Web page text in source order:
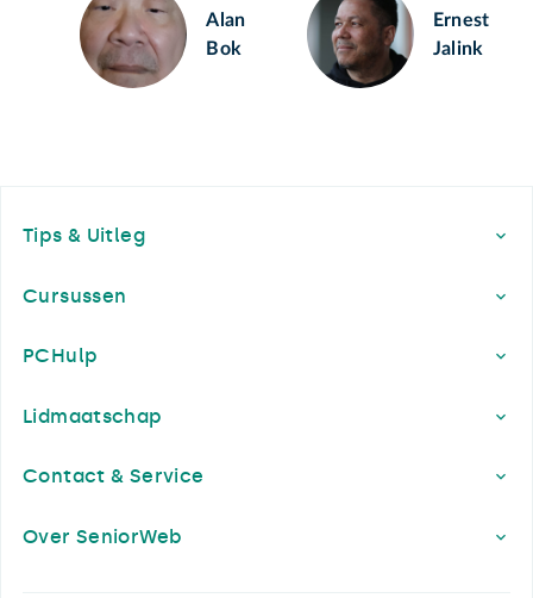
Alan
Bok
Ernest
Jalink
Tips & Uitleg
Cursussen
PCHulp
Lidmaatschap
Contact & Service
Over SeniorWeb